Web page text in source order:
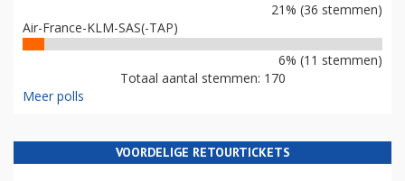
21% (36 stemmen)
Air-France-KLM-SAS(-TAP)
6% (11 stemmen)
Totaal aantal stemmen: 170
Meer polls
VOORDELIGE RETOURTICKETS